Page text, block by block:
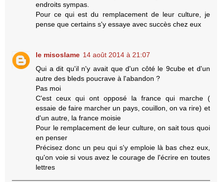
endroits sympas.
Pour ce qui est du remplacement de leur culture, je
pense que certains s'y essaye avec succès chez eux
le misoslame 14 août 2014 à 21:07
Qui a dit qu'il n'y avait que d'un côté le 9cube et d'un
autre des bleds poucrave à l'abandon ?
Pas moi
C'est ceux qui ont opposé la france qui marche (
essaie de faire marcher un pays, couillon, on va rire) et
d'un autre, la france moisie
Pour le remplacement de leur culture, on sait tous quoi
en penser
Précisez donc un peu qui s'y emploie là bas chez eux,
qu'on voie si vous avez le courage de l'écrire en toutes
lettres